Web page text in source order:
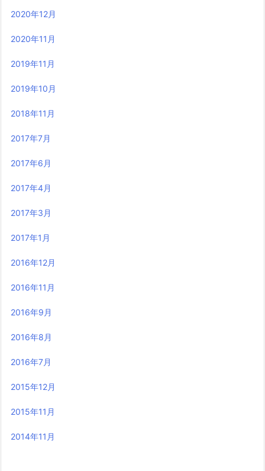
2020年12月
2020年11月
2019年11月
2019年10月
2018年11月
2017年7月
2017年6月
2017年4月
2017年3月
2017年1月
2016年12月
2016年11月
2016年9月
2016年8月
2016年7月
2015年12月
2015年11月
2014年11月